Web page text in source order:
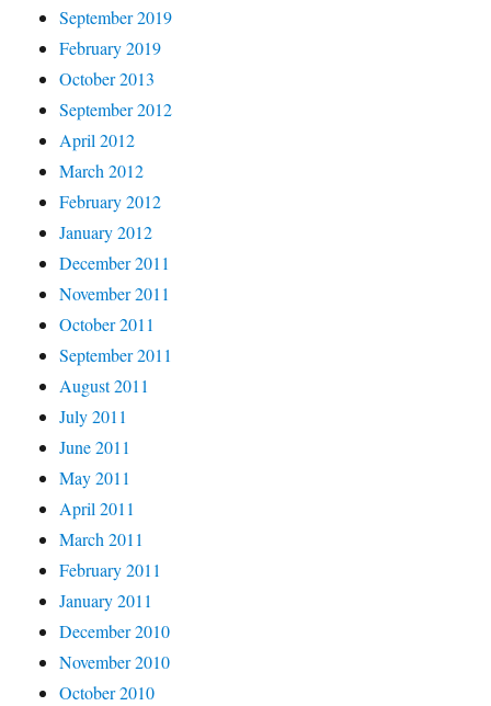
September 2019
February 2019
October 2013
September 2012
April 2012
March 2012
February 2012
January 2012
December 2011
November 2011
October 2011
September 2011
August 2011
July 2011
June 2011
May 2011
April 2011
March 2011
February 2011
January 2011
December 2010
November 2010
October 2010